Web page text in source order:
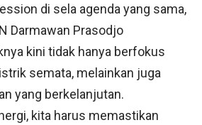
di sela agenda yang sama,
Darmawan Prasodjo
kini tidak hanya berfokus
semata, melainkan juga
yang berkelanjutan.
kita harus memastikan